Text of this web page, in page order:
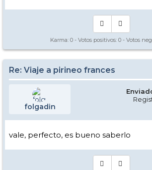
Karma: 0 - Votos positivos: 0 - Votos
Re: Viaje a pirineo frances
folgadin
vale, perfecto, es bueno saberlo